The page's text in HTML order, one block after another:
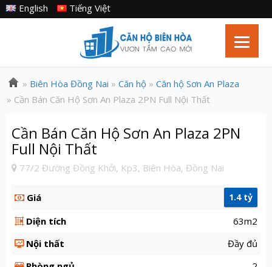
Tiếng Việt
English
» Biên Hòa Đồng Nai » Căn hộ» Căn hộ Sơn An Plaza
» Cần Bán Căn Hộ Sơn An Plaza 2PN Full Nội Thất
Cần Bán Căn Hộ Sơn An Plaza 2PN
Full Nội Thất
77/2 Đường Đồng Khởi, Kp3, Biên Hòa, Đồng Nai
Giá 1.4 tỷ
Diện tích
63m2
Nội thất
Đầy đủ